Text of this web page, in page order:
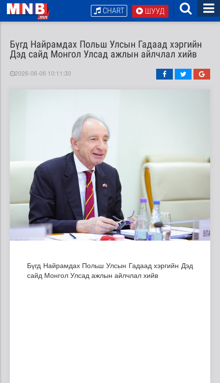
ШУУД
CHART
Бүгд Найрамдах Польш Улсын Гадаад хэргийн
Дэд сайд Монгол Улсад ажлын айлчлал хийв
2026-06-06 10:11:30
Бүгд Найрамдах Польш Улсын Гадаад хэргийн Дэд
сайд Монгол Улсад ажлын айлчлал хийв